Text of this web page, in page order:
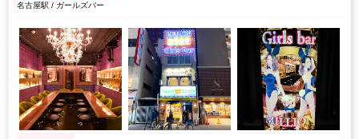
名古屋駅 / ガールズバー